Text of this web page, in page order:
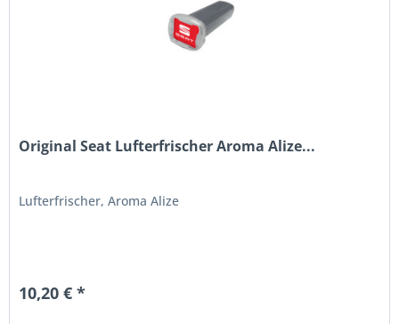
Original Seat Lufterfrischer Aroma Alize...
Lufterfrischer, Aroma Alize
10,20 € *